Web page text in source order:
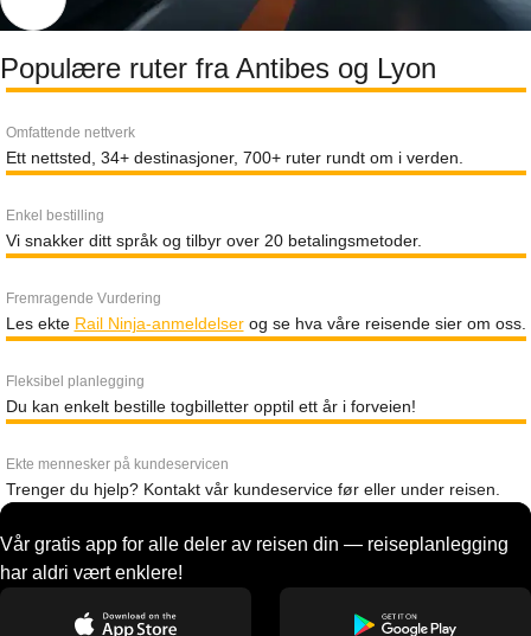
Populære ruter fra Antibes og Lyon
Omfattende nettverk
Ett nettsted, 34+ destinasjoner, 700+ ruter rundt om i verden.
Enkel bestilling
Vi snakker ditt språk og tilbyr over 20 betalingsmetoder.
Fremragende Vurdering
Les ekte Rail Ninja-anmeldelserog se hva våre reisende sier om oss.
Fleksibel planlegging
Du kan enkelt bestille togbilletter opptil ett år i forveien!
Ekte mennesker på kundeservicen
Trenger du hjelp? Kontakt vår kundeservice før eller under reisen.
Vår gratis app for alle deler av reisen din — reiseplanlegging
har aldri vært enklere!